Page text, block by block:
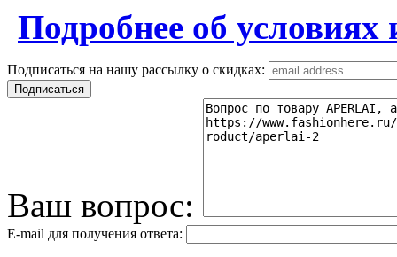
Подробнее об условиях
Подписаться на нашу рассылку о скидках:
Ваш вопрос:
E-mail для получения ответа: